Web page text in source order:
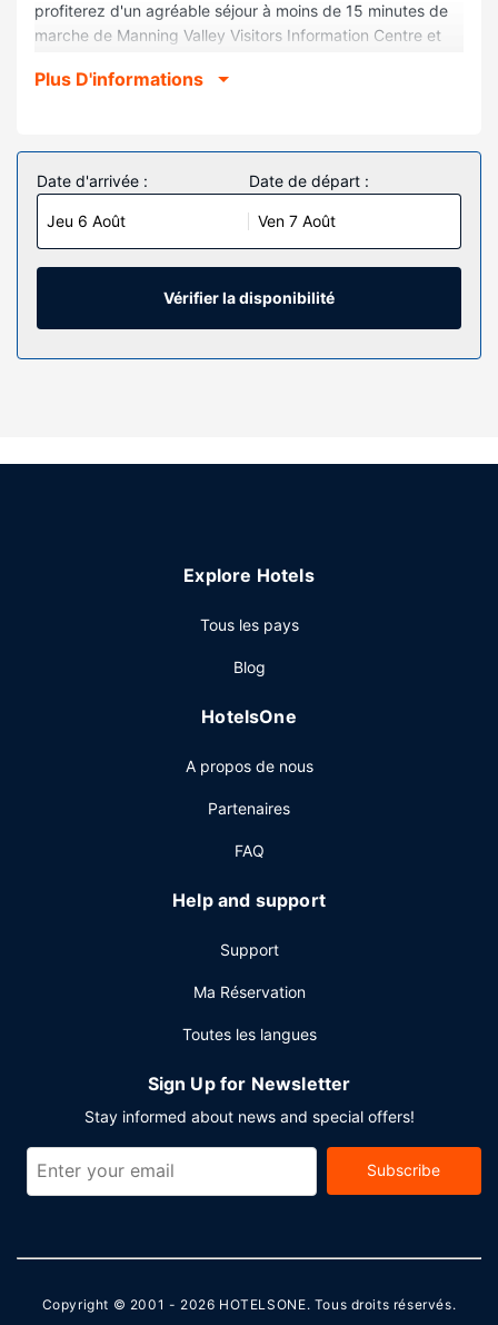
profiterez d'un agréable séjour à moins de 15 minutes de
marche de Manning Valley Visitors Information Centre et
Circuit Bushland Drive Racecourse et à 2 km de Salle de
Les 15 chambres de l'hébergement vous invitent à la
détente. L'accès Wi-Fi à Internet gratuit vous permet de
rester en contact avec le reste du monde. Une douche est
disponible dans la salle de bain. Les prestations offertes
par l'hébergement comprennent un bureau et le service
d'entretien est assuré tous les jours.
Les services sur place
Cet hôtel offre des espaces fumeurs prévus.
et un distributeur automatique / des services bancaires.
Plus D'informations
Date d'arrivée :
Jeu 6 Août
Date de départ :
Ven 7 Août
Vérifier la disponibilité
Explore Hotels
Tous les pays
Blog
HotelsOne
A propos de nous
Partenaires
FAQ
Help and support
Support
Ma Réservation
Toutes les langues
Sign Up for Newsletter
Stay informed about news and special offers!
Subscribe
Copyright © 2001 - 2026 HOTELSONE. Tous droits réservés.